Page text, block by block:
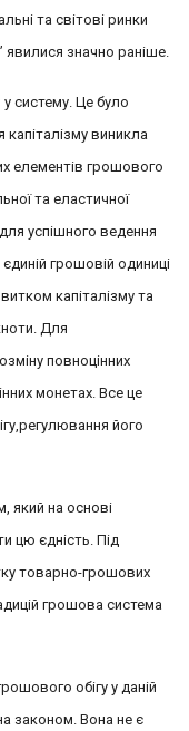
та світові ринки
явилися значно раніше.
систему. Це було
виникла
елементів грошового
та еластичної
успішного ведення
грошовій одиниці
капіталізму та
Для
повноцінних
монетах. Все це
його
який на основі
цю єдність. Під
товарно-грошових
грошова система
обігу у даній
законом. Вона не є